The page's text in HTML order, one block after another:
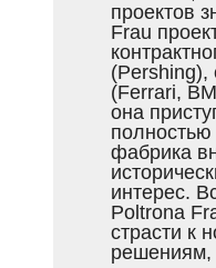
проектов
Frau
(Pershing),
(Ferrari,
она
фабрика
интерес.
Poltrona
страсти к
решениям,